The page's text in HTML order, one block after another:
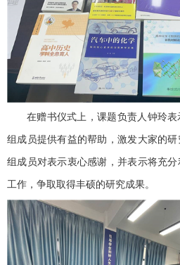
在赠书仪式上，课题负责人钟玲
组成员提供有益的帮助，激发大家的
组成员对表示衷心感谢，并表示将充
工作，争取取得丰硕的研究成果。